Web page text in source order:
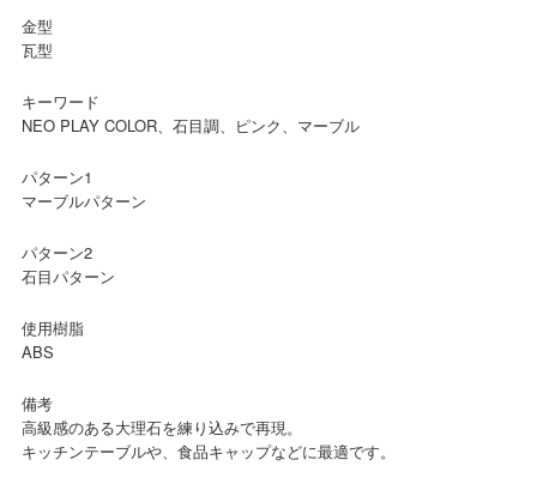
金型
瓦型
キーワード
NEO PLAY COLOR、石目調、ピンク、マーブル
パターン1
マーブルパターン
パターン2
石目パターン
使用樹脂
ABS
備考
高級感のある大理石を練り込みで再現。
キッチンテーブルや、食品キャップなどに最適です。